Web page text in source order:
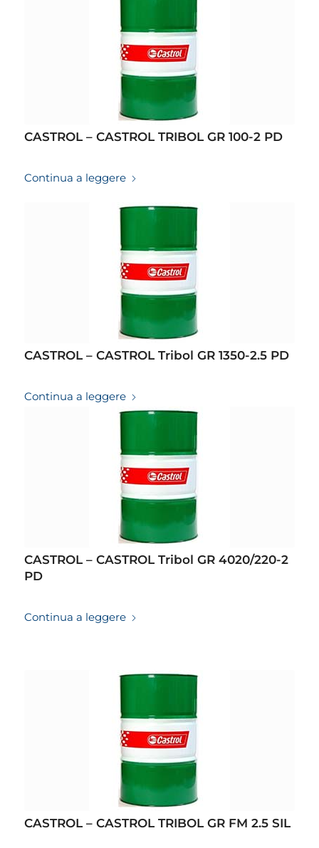
CASTROL – CASTROL TRIBOL GR 100-2 PD
Continua a leggere
CASTROL – CASTROL Tribol GR 1350-2.5 PD
Continua a leggere
CASTROL – CASTROL Tribol GR 4020/220-2
PD
Continua a leggere
CASTROL – CASTROL TRIBOL GR FM 2.5 SIL